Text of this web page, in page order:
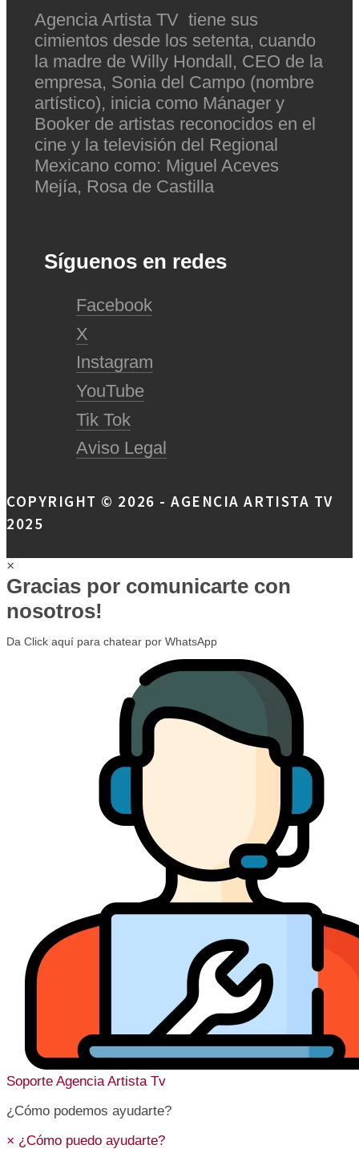
Agencia Artista TV tiene sus
cimientos desde los setenta, cuando
la madre de Willy Hondall, CEO de la
empresa, Sonia del Campo (nombre
artístico), inicia como Mánager y
Booker de artistas reconocidos en el
cine y la televisión del Regional
Mexicano como: Miguel Aceves
Mejía, Rosa de Castilla
Síguenos en redes
Facebook
X
Instagram
YouTube
Tik Tok
Aviso Legal
COPYRIGHT © 2026 - AGENCIA ARTISTA TV
2025
×
Gracias por comunicarte con
nosotros!
Da Click aquí para chatear por WhatsApp
Soporte Agencia Artista Tv
¿Cómo podemos ayudarte?
× ¿Cómo puedo ayudarte?